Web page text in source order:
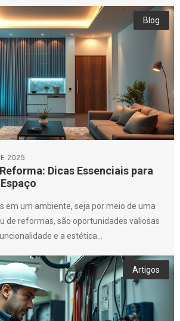
Blog
Dicas Essenciais para
2025
em um ambiente, seja por meio de uma
de reformas, são oportunidades valiosas
e a estética...
Artigos